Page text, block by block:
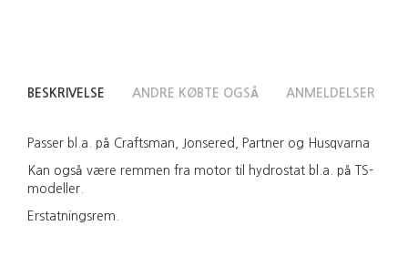
BESKRIVELSE ANDRE KØBTE OGSÅ ANMELDELSER
Passer bl.a. på Craftsman, Jonsered, Partner og Husqvarna
Kan også være remmen fra motor til hydrostat bl.a. på TS-
modeller.
Erstatningsrem.